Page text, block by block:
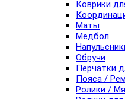
Коврики
Маты
Медбол
Обручи
Перчатки
Пояса /
Ролики /